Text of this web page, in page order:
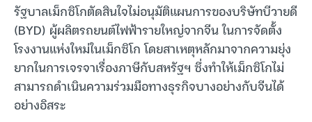
รัฐบาลเม็กซิโกตัดสินใจไม่อนุมัติแผนการของบริษัทบีวายดี
(BYD) ผู้ผลิตรถยนต์ไฟฟ้ารายใหญ่จากจีน ในการจัดตั้ง
โรงงานแห่งใหม่ในเม็กซิโก โดยสาเหตุหลักมาจากความยุ่ง
ยากในการเจรจาเรื่องภาษีกับสหรัฐฯ ซึ่งทำให้เม็กซิโกไม่
สามารถดำเนินความร่วมมือทางธุรกิจบางอย่างกับจีนได้
อย่างอิสระ